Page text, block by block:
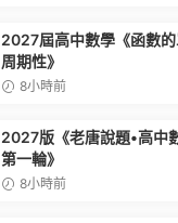
2027屆高中數學《函數
周期性》
8小時前
2027版《老唐說題•高中
第一輪》
8小時前